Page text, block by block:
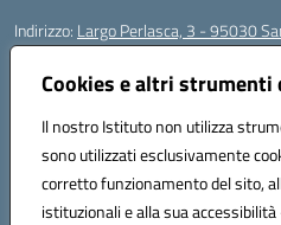
Cookies e altri strumenti
Il nostro Istituto non utilizza
sono utilizzati esclusivamente
corretto funzionamento del sito,
istituzionali e alla sua
Indirizzo: Largo Perlasca, 3 - 95030
Centralino:
Posta elettronica certificata (PEC):
Codice fiscale: 93253680875
Codice meccanografico:CTIC8BL002
Codice Indice delle Pubbliche
Codice unico di fatturazione (CUF):